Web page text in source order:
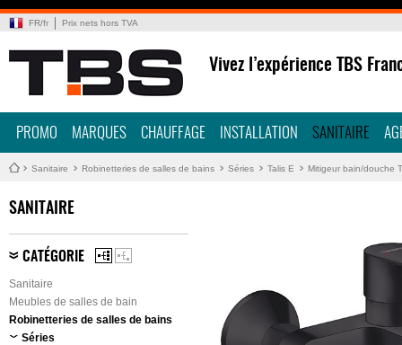
FR/fr Prix nets hors TVA
Vivez l’expérience TBS
PROMO MARQUES CHAUFFAGE INSTALLATION SANITAIRE
Sanitaire Robinetteries de salles de bains Séries Talis E Mitigeur bain/douche
SANITAIRE
CATÉGORIE
Sanitaire
Meubles de salles de bain
Robinetteries de salles de bains
Séries